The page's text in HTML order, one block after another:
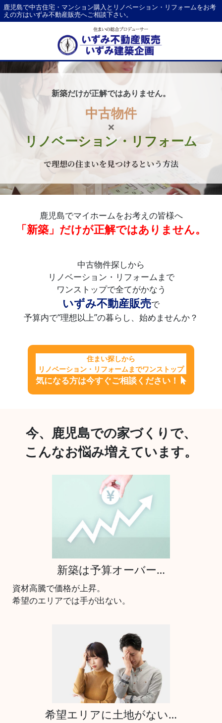
鹿児島で中古住宅・マンション購入とリノベーション・リフォームをお考
えの方はいずみ不動産販売へご相談下さい。
新築だけが正解ではありません。
中古物件
×
リノベーション・リフォーム
で理想の住まいを見つけるという方法
鹿児島でマイホームをお考えの皆様へ
「新築」だけが正解ではありません。
中古物件探しから
リノベーション・リフォームまで
ワンストップで全てがかなう
いずみ不動産販売で
予算内で“理想以上”の暮らし、始めませんか？
住まい探しから
リノベーション・リフォームまでワンストップ
気になる方は今すぐご相談ください！
今、鹿児島での家づくりで、
こんなお悩み増えています。
新築は予算オーバー…
資材高騰で価格が上昇。
希望のエリアでは手が出ない。
希望エリアに土地がない…